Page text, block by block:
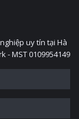
uy tín tại Hà
- MST 0109954149